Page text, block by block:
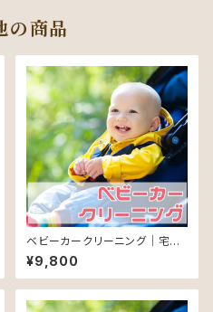
の商品
ベビーカークリーニング｜宅配
（東北～関東）
¥9,800